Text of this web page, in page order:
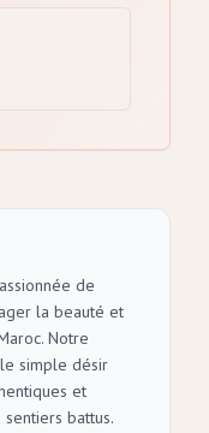
de
la beauté et
Notre
simple désir
et
battus.